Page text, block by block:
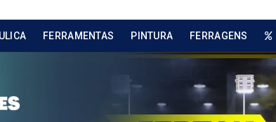
FERRAMENTAS PINTURA FERRAGENS